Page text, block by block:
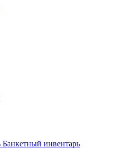
Банкетный инвентарь